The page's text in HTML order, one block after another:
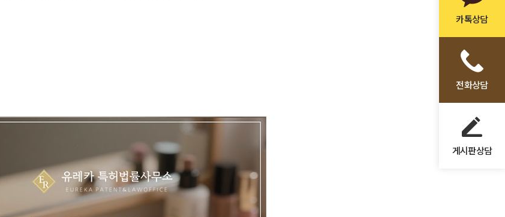
카톡상담
전화상담
게시판상담